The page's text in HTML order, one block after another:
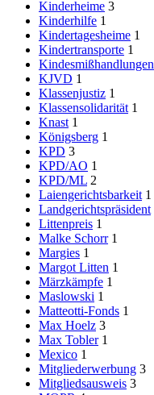
Kinderheime 3
Kinderhilfe 1
Kindertagesheime 1
Kindertransporte 1
Kindesmißhandlungen
KJVD 1
Klassenjustiz 1
Klassensolidarität 1
Knast 1
Königsberg 1
KPD 3
KPD/AO 1
KPD/ML 2
Laiengerichtsbarkeit 1
Landgerichtspräsident
Littenpreis 1
Malke Schorr 1
Margies 1
Margot Litten 1
Märzkämpfe 1
Maslowski 1
Matteotti-Fonds 1
Max Hoelz 3
Max Tobler 1
Mexico 1
Mitgliederwerbung 3
Mitgliedsausweis 3